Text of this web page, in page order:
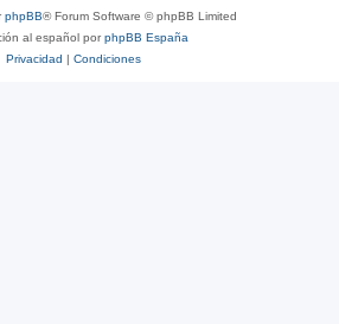
phpBB® Forum Software © phpBB Limited
al español porphpBB España
Privacidad | Condiciones